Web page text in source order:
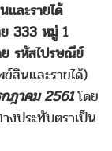
ละรายได้
333 หมู่ 1
ย รหัสไปรษณีย์
สินและรายได้)
ฎาคม 2561โดย
งประทับตราเป็น